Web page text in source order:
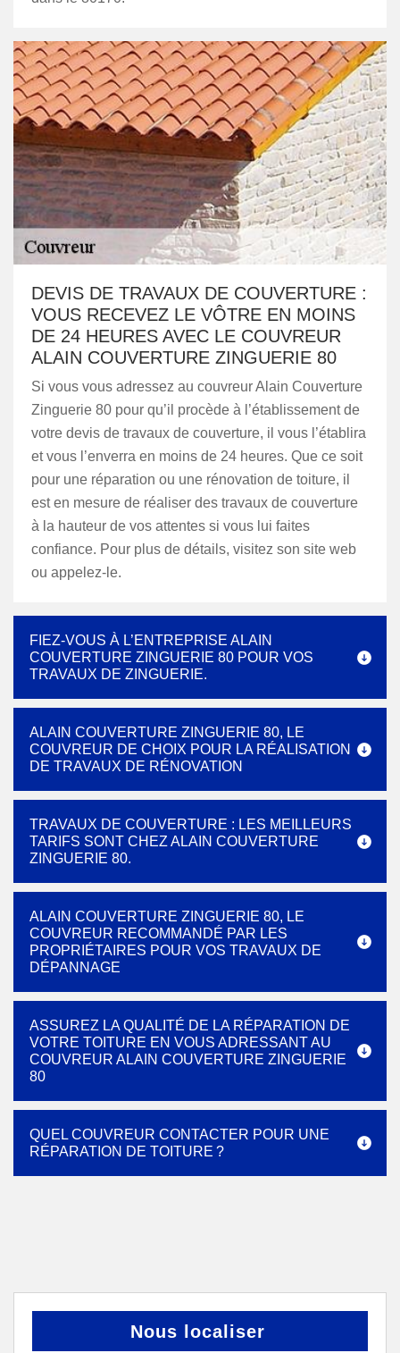
DEVIS DE TRAVAUX DE COUVERTURE :
VOUS RECEVEZ LE VÔTRE EN MOINS
DE 24 HEURES AVEC LE COUVREUR
ALAIN COUVERTURE ZINGUERIE 80
Si vous vous adressez au couvreur Alain Couverture
Zinguerie 80 pour qu’il procède à l’établissement de
votre devis de travaux de couverture, il vous l’établira
et vous l’enverra en moins de 24 heures. Que ce soit
pour une réparation ou une rénovation de toiture, il
est en mesure de réaliser des travaux de couverture
à la hauteur de vos attentes si vous lui faites
confiance. Pour plus de détails, visitez son site web
ou appelez-le.
FIEZ-VOUS À L’ENTREPRISE ALAIN
COUVERTURE ZINGUERIE 80 POUR VOS
TRAVAUX DE ZINGUERIE.
ALAIN COUVERTURE ZINGUERIE 80, LE
COUVREUR DE CHOIX POUR LA RÉALISATION
DE TRAVAUX DE RÉNOVATION
TRAVAUX DE COUVERTURE : LES MEILLEURS
TARIFS SONT CHEZ ALAIN COUVERTURE
ZINGUERIE 80.
ALAIN COUVERTURE ZINGUERIE 80, LE
COUVREUR RECOMMANDÉ PAR LES
PROPRIÉTAIRES POUR VOS TRAVAUX DE
DÉPANNAGE
ASSUREZ LA QUALITÉ DE LA RÉPARATION DE
VOTRE TOITURE EN VOUS ADRESSANT AU
COUVREUR ALAIN COUVERTURE ZINGUERIE
80
QUEL COUVREUR CONTACTER POUR UNE
RÉPARATION DE TOITURE ?
Nous localiser